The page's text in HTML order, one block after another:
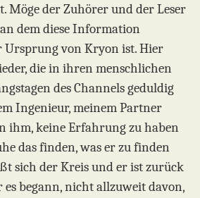
Möge der Zuhörer und der Leser
dem diese Information
von Kryon ist. Hier
die in ihren menschlichen
des Channels geduldig
Ingenieur, meinem Partner
ihm, keine Erfahrung zu haben
das finden, was er zu finden
sich der Kreis und er ist zurück
begann, nicht allzuweit davon,